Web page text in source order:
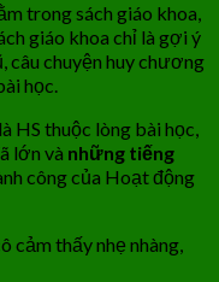
trong sách giáo khoa,
giáo khoa chỉ là gợi ý
câu chuyện huy chương
học.
HS thuộc lòng bài học,
lớn và những tiếng
công của Hoạt động
cảm thấy nhẹ nhàng,